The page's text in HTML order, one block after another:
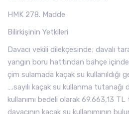
HMK 278. Madde
Bilirkişinin Yetkileri
Davacı vekili dilekçesinde; davalı
yangın boru hattından bahçe
çim sulamada kaçak su
….sayılı kaçak su kullanma
kullanımı bedeli olarak 69.663,13
davacının kaçak su kullanımının